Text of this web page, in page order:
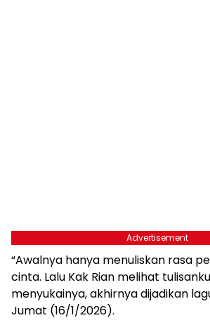
Advertisement
“Awalnya hanya menuliskan rasa
cinta. Lalu Kak Rian melihat
menyukainya, akhirnya dijadikan
Jumat (16/1/2026).